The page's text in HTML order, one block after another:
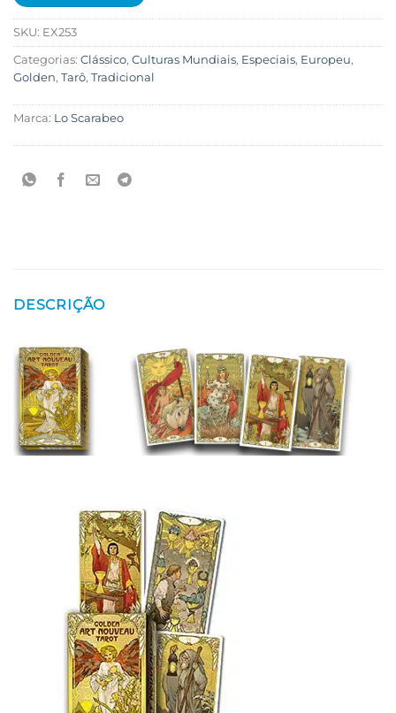
SKU: EX253
Categorias: Clássico, Culturas Mundiais, Especiais, Europeu,
Golden, Tarô, Tradicional
Marca: Lo Scarabeo
DESCRIÇÃO